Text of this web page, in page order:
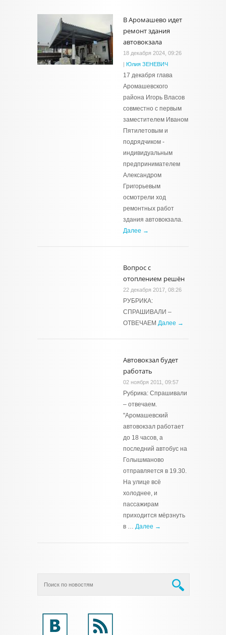
В Аромашево идет
ремонт здания
автовокзала
18 декабря 2024, 09:26
| Юлия ЗЕНЕВИЧ
17 декабря глава
Аромашевского
района Игорь Власов
совместно с первым
заместителем Иваном
Пятилетовым и
подрядчиком -
индивидуальным
предпринимателем
Александром
Григорьевым
осмотрели ход
ремонтных работ
здания автовокзала.
Далее →
Вопрос с
отоплением решён
22 декабря 2017, 08:26
РУБРИКА:
СПРАШИВАЛИ –
ОТВЕЧАЕМ Далее →
Автовокзал будет
работать
02 ноября 2011, 09:57
Рубрика: Спрашивали
– отвечаем.
"Аромашевский
автовокзал работает
до 18 часов, а
последний автобус на
Голышманово
отправляется в 19.30.
На улице всё
холоднее, и
пассажирам
приходится мёрзнуть
в … Далее →